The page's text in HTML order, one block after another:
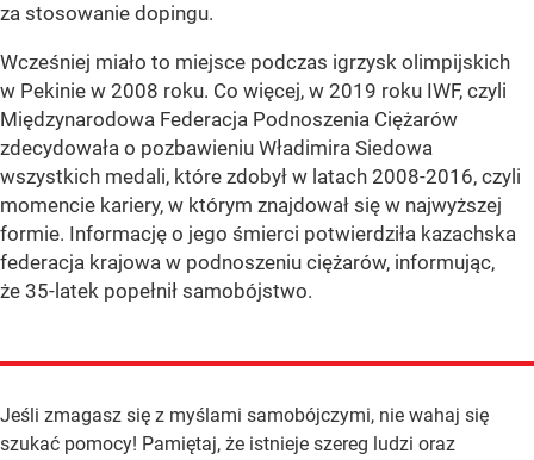
za stosowanie dopingu.
Wcześniej miało to miejsce podczas igrzysk olimpijskich
w Pekinie w 2008 roku. Co więcej, w 2019 roku IWF, czyli
Międzynarodowa Federacja Podnoszenia Ciężarów
zdecydowała o pozbawieniu Władimira Siedowa
wszystkich medali, które zdobył w latach 2008-2016, czyli
momencie kariery, w którym znajdował się w najwyższej
formie. Informację o jego śmierci potwierdziła kazachska
federacja krajowa w podnoszeniu ciężarów, informując,
że 35-latek popełnił samobójstwo.
Jeśli zmagasz się z myślami samobójczymi, nie wahaj się
szukać pomocy! Pamiętaj, że istnieje szereg ludzi oraz